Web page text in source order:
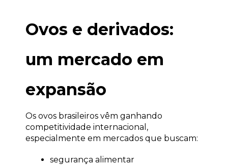
Ovos e derivados:
um mercado em
expansão
Os ovos brasileiros vêm ganhando
competitividade internacional,
especialmente em mercados que buscam:
segurança alimentar